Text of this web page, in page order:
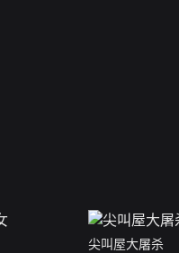
尖叫屋大屠杀